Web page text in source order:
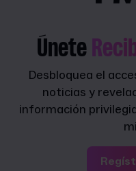
Únete
Desbloquea el
noticias y
información